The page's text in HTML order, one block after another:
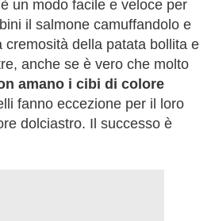
un modo facile e veloce per
il salmone camuffandolo e
cremosità della patata bollita e
anche se è vero che molto
amano i cibi di colore
fanno eccezione per il loro
dolciastro. Il successo è